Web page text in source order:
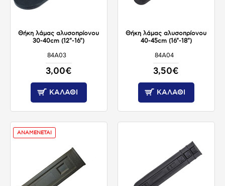
84A03
Θήκη λάμας αλυσοπρίονου
30-40cm (12"-16")
3,00€
ΚΑΛΆΘΙ
84A04
Θήκη λάμας αλυσοπρίονου
40-45cm (16"-18")
3,50€
ΚΑΛΆΘΙ
ΑΝΑΜΕΝΕΤΑΙ